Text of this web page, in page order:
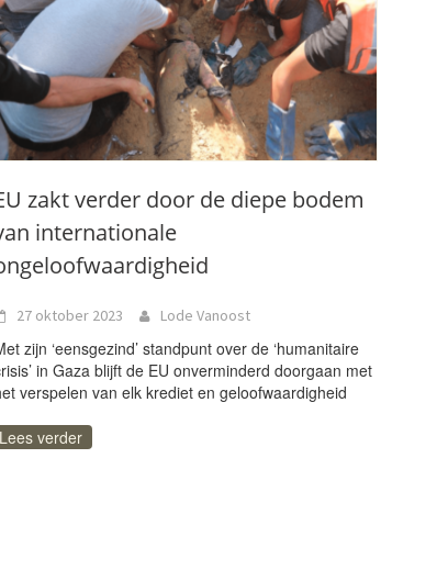
zakt verder door de diepe bodem
internationale
27 oktober 2023 Lode Vanoost
zijn ‘eensgezind’ standpunt over de ‘humanitaire
in Gaza blijft de EU onverminderd doorgaan met
verspelen van elk krediet en geloofwaardigheid
Lees verder